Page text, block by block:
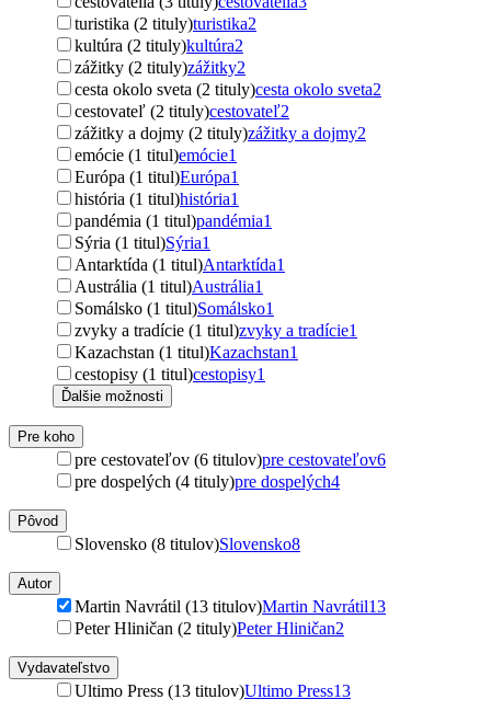
turistika (2 tituly)turistika2
kultúra (2 tituly)kultúra2
zážitky (2 tituly)zážitky2
cesta okolo sveta (2 tituly)cesta okolo sveta2
cestovateľ (2 tituly)cestovateľ2
zážitky a dojmy (2 tituly)zážitky a dojmy2
emócie (1 titul)emócie1
Európa (1 titul)Európa1
história (1 titul)história1
pandémia (1 titul)pandémia1
Sýria (1 titul)Sýria1
Antarktída (1 titul)Antarktída1
Austrália (1 titul)Austrália1
Somálsko (1 titul)Somálsko1
zvyky a tradície (1 titul)zvyky a tradície1
Kazachstan (1 titul)Kazachstan1
cestopisy (1 titul)cestopisy1
Ďalšie možnosti
Pre koho
pre cestovateľov (6 titulov)pre cestovateľov6
pre dospelých (4 tituly)pre dospelých4
Pôvod
Slovensko (8 titulov)Slovensko8
Autor
Martin Navrátil (13 titulov)Martin Navrátil13
Peter Hliničan (2 tituly)Peter Hliničan2
Vydavateľstvo
Ultimo Press (13 titulov)Ultimo Press13